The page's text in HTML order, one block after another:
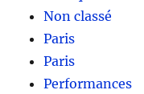
Non classé
Paris
Paris
Performances